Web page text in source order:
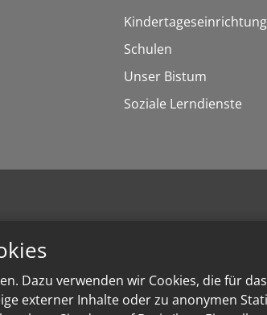
Dazu verwenden wir Cookies, die für
externer Inhalte oder zu anonymen
Schulen
Unser Bistum
Soziale Lerndienste